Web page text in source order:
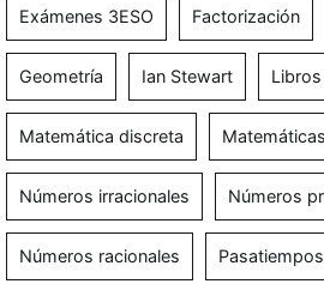
Exámenes 3ESO Factorización
Geometría Ian Stewart Libros
Matemática discreta Matemáticas
Números irracionales Números
Números racionales Pasatiempos